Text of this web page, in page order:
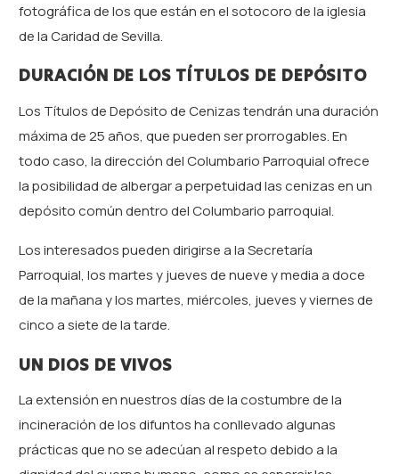
fotográfica de los que están en el sotocoro de la iglesia
de la Caridad de Sevilla.
DURACIÓN DE LOS TÍTULOS DE DEPÓSITO
Los Títulos de Depósito de Cenizas tendrán una duración
máxima de 25 años, que pueden ser prorrogables. En
todo caso, la dirección del Columbario Parroquial ofrece
la posibilidad de albergar a perpetuidad las cenizas en un
depósito común dentro del Columbario parroquial.
Los interesados pueden dirigirse a la Secretaría
Parroquial, los martes y jueves de nueve y media a doce
de la mañana y los martes, miércoles, jueves y viernes de
cinco a siete de la tarde.
UN DIOS DE VIVOS
La extensión en nuestros días de la costumbre de la
incineración de los difuntos ha conllevado algunas
prácticas que no se adecúan al respeto debido a la